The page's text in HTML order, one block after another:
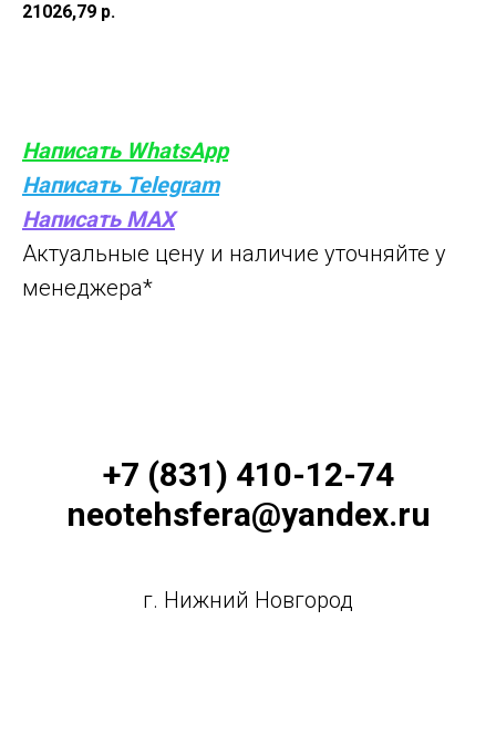
21026,79 р.
Написать WhatsApp
Написать Telegram
Написать MAX
Актуальные цену и наличие уточняйте у
менеджера*
+7 (831) 410-12-74
neotehsfera@yandex.ru
г. Нижний Новгород